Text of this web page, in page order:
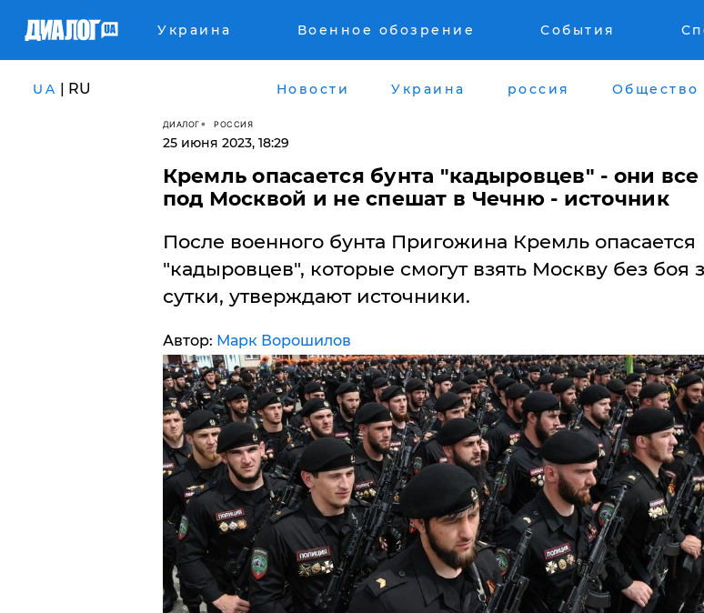
Украина Военное обозрение События
UA | RU Новости Украина россия Общество
ДИАЛОГ РОССИЯ
25 июня 2023, 18:29
Кремль опасается бунта "кадыровцев" - они
под Москвой и не спешат в Чечню - источник
После военного бунта Пригожина Кремль опасается
"кадыровцев", которые смогут взять Москву без боя
сутки, утверждают источники.
Автор: Марк Ворошилов